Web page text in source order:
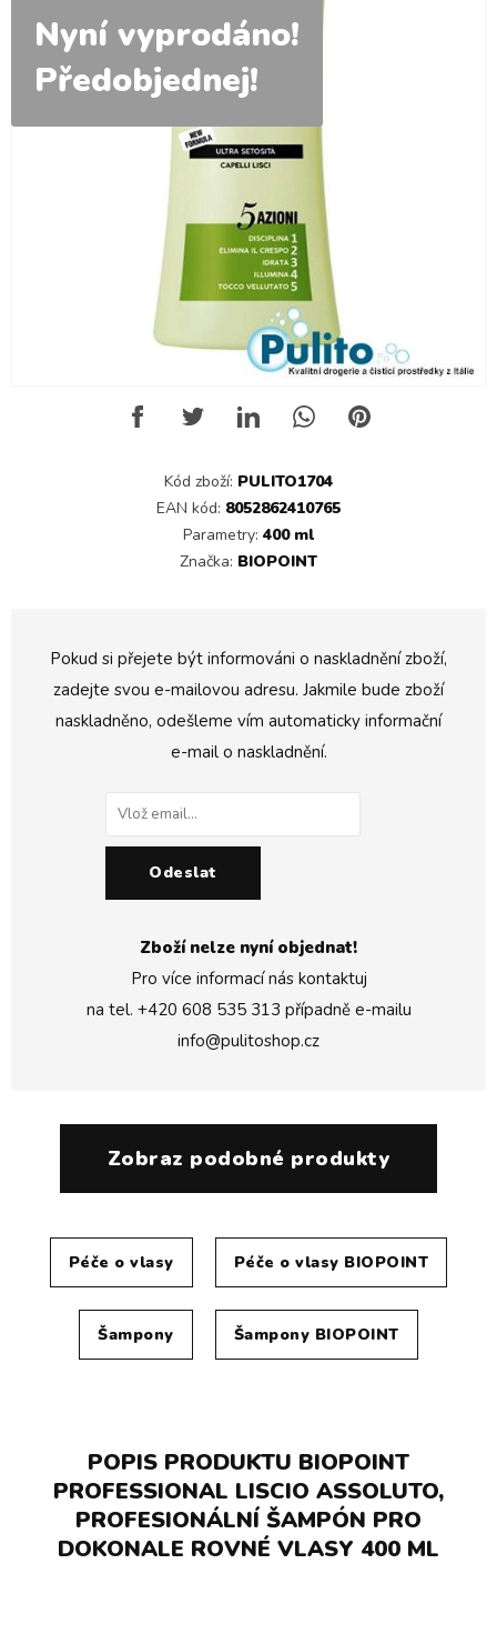
Nyní vyprodáno!
Předobjednej!
Kód zboží: PULITO1704
EAN kód: 8052862410765
Parametry: 400 ml
Značka: BIOPOINT
Pokud si přejete být informováni o naskladnění zboží,
zadejte svou e-mailovou adresu. Jakmile bude zboží
naskladněno, odešleme vím automaticky informační
e-mail o naskladnění.
Odeslat
Zboží nelze nyní objednat!
Pro více informací nás kontaktuj
na tel. +420 608 535 313 případně e-mailu
info@pulitoshop.cz
Zobraz podobné produkty
Péče o vlasy Péče o vlasy BIOPOINT
Šampony Šampony BIOPOINT
POPIS PRODUKTU BIOPOINT
PROFESSIONAL LISCIO ASSOLUTO,
PROFESIONÁLNÍ ŠAMPÓN PRO
DOKONALE ROVNÉ VLASY 400 ML